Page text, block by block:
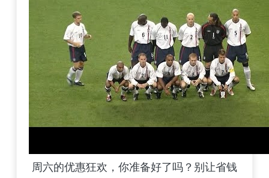
周六的优惠狂欢，你准备好了吗？别让省钱